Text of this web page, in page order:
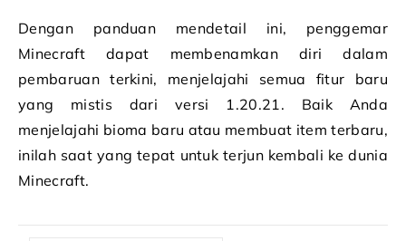
Dengan panduan mendetail ini, penggemar
Minecraft dapat membenamkan diri dalam
pembaruan terkini, menjelajahi semua fitur baru
yang mistis dari versi 1.20.21. Baik Anda
menjelajahi bioma baru atau membuat item terbaru,
inilah saat yang tepat untuk terjun kembali ke dunia
Minecraft.